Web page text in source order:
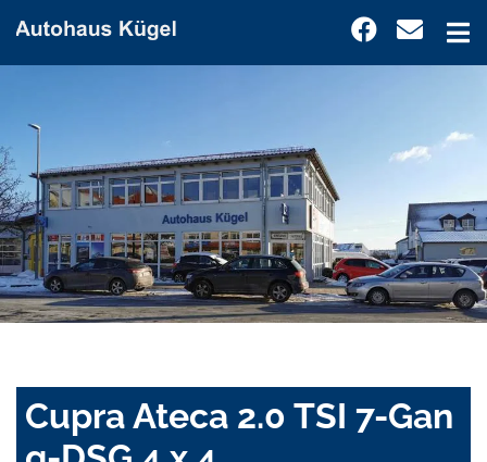
Cupra Ateca 2.0 TSI 7-Gan